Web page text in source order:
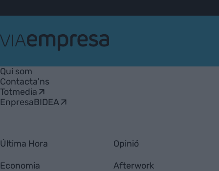
Empresa
Qui som
Contacta'ns
Totmedia
EnpresaBIDEA
Última Hora
Economia
Opinió
Afterwork